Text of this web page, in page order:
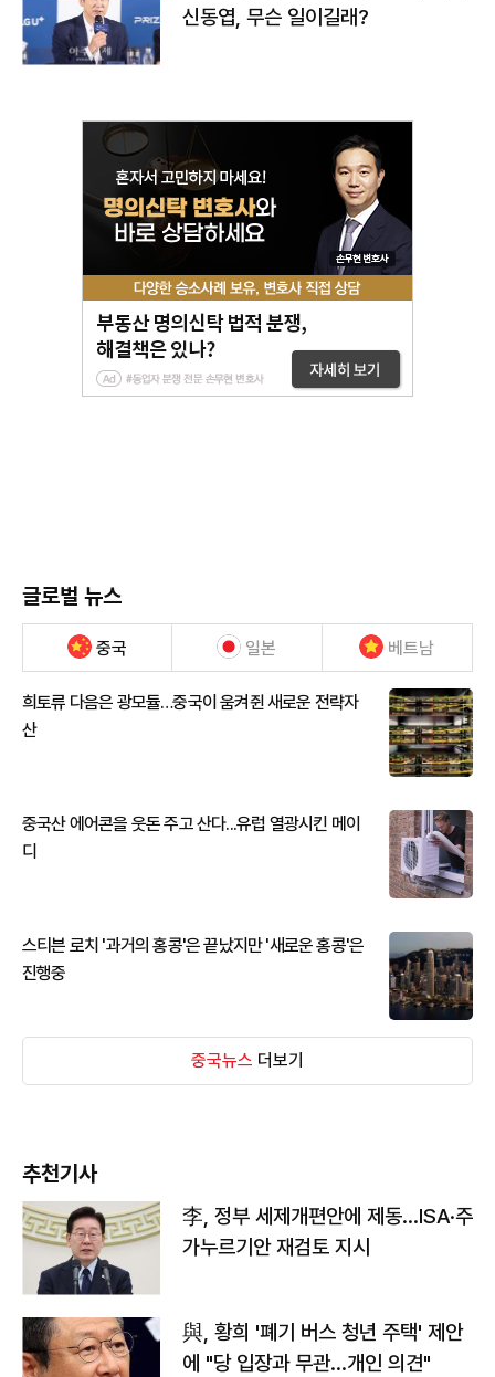
신동엽, 무슨 일이길래?
글로벌 뉴스
중국 일본 베트남
희토류 다음은 광모듈…중국이 움켜쥔 새로운 전략자
산
중국산 에어콘을 웃돈 주고 산다...유럽 열광시킨 메이
디
스티븐 로치 '과거의 홍콩'은 끝났지만 '새로운 홍콩'은
진행중
중국뉴스 더보기
추천기사
李, 정부 세제개편안에 제동…ISA·주
가누르기안 재검토 지시
與, 황희 '폐기 버스 청년 주택' 제안
에 "당 입장과 무관…개인 의견"